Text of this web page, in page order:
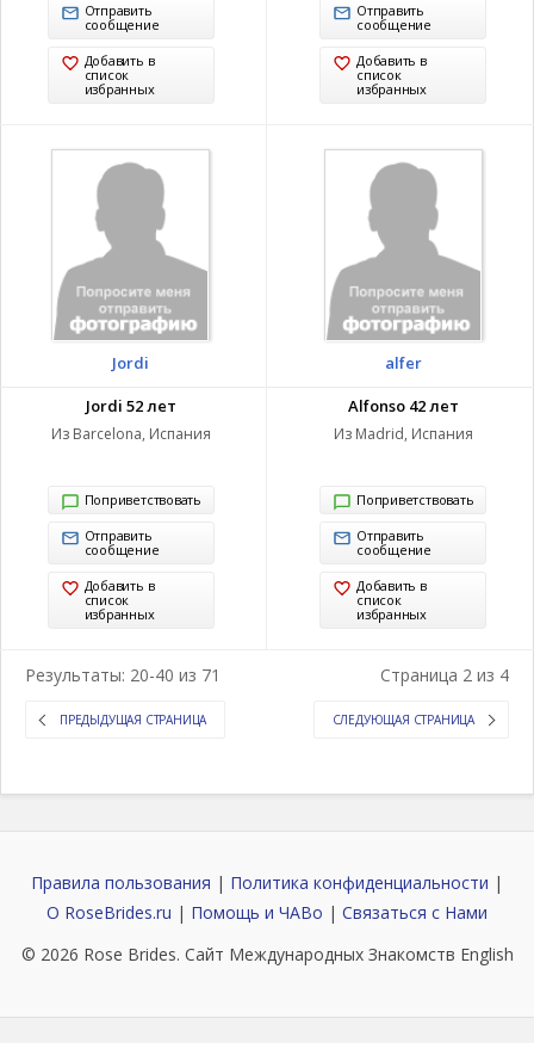
Отправить
сообщение
Добавить в
список
избранных
Отправить
сообщение
Добавить в
список
избранных
Jordi
Jordi 52 лет
Из Barcelona, Испания
Поприветствовать
Отправить
сообщение
Добавить в
список
избранных
alfer
Alfonso 42 лет
Из Madrid, Испания
Поприветствовать
Отправить
сообщение
Добавить в
список
избранных
ПРЕДЫДУЩАЯ СТРАНИЦА
Страница 2 из 4
СЛЕДУЮЩАЯ СТРАНИЦА
Результаты: 20-40 из 71
Правила пользования | Политика конфиденциальности |
О RoseBrides.ru | Помощь и ЧАВо | Связаться с Нами
© 2026 Rose Brides. Сайт Международных Знакомств English